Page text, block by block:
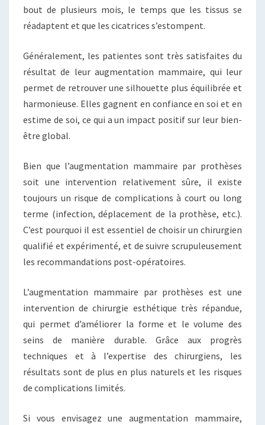
bout de plusieurs mois, le temps que les tissus se
réadaptent et que les cicatrices s’estompent.
Généralement, les patientes sont très satisfaites du
résultat de leur augmentation mammaire, qui leur
permet de retrouver une silhouette plus équilibrée et
harmonieuse. Elles gagnent en confiance en soi et en
estime de soi, ce qui a un impact positif sur leur bien-
être global.
Bien que l’augmentation mammaire par prothèses
soit une intervention relativement sûre, il existe
toujours un risque de complications à court ou long
terme (infection, déplacement de la prothèse, etc.).
C’est pourquoi il est essentiel de choisir un chirurgien
qualifié et expérimenté, et de suivre scrupuleusement
les recommandations post-opératoires.
L’augmentation mammaire par prothèses est une
intervention de chirurgie esthétique très répandue,
qui permet d’améliorer la forme et le volume des
seins de manière durable. Grâce aux progrès
techniques et à l’expertise des chirurgiens, les
résultats sont de plus en plus naturels et les risques
de complications limités.
Si vous envisagez une augmentation mammaire,